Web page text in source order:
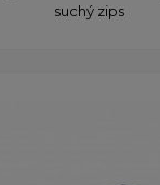
suchý zips